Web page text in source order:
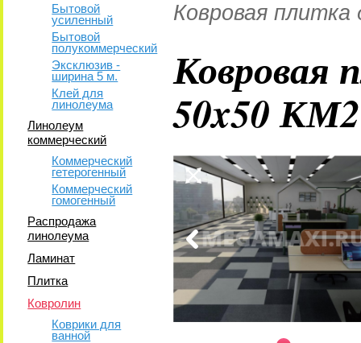
Бытовой
усиленный
Бытовой
полукоммерческий
Эксклюзив -
ширина 5 м.
Клей для
линолеума
Линолеум
коммерческий
Коммерческий
гетерогенный
Коммерческий
гомогенный
Распродажа
линолеума
Ламинат
Плитка
Ковролин
Коврики для
ванной
Ковровая
Ковровая
50x50 КМ2